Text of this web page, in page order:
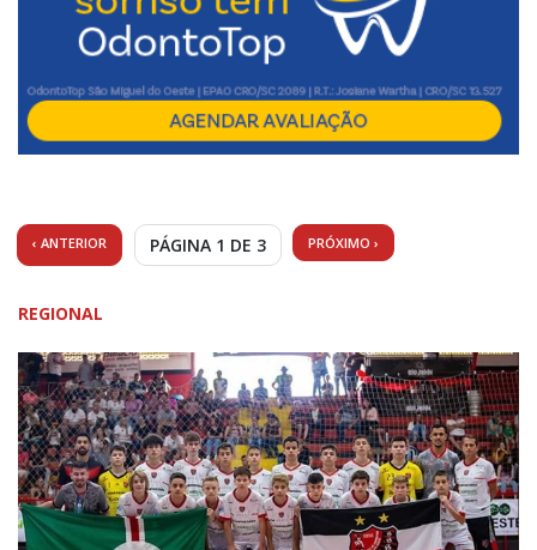
‹ ANTERIOR PÁGINA 1 DE 3 PRÓXIMO ›
REGIONAL